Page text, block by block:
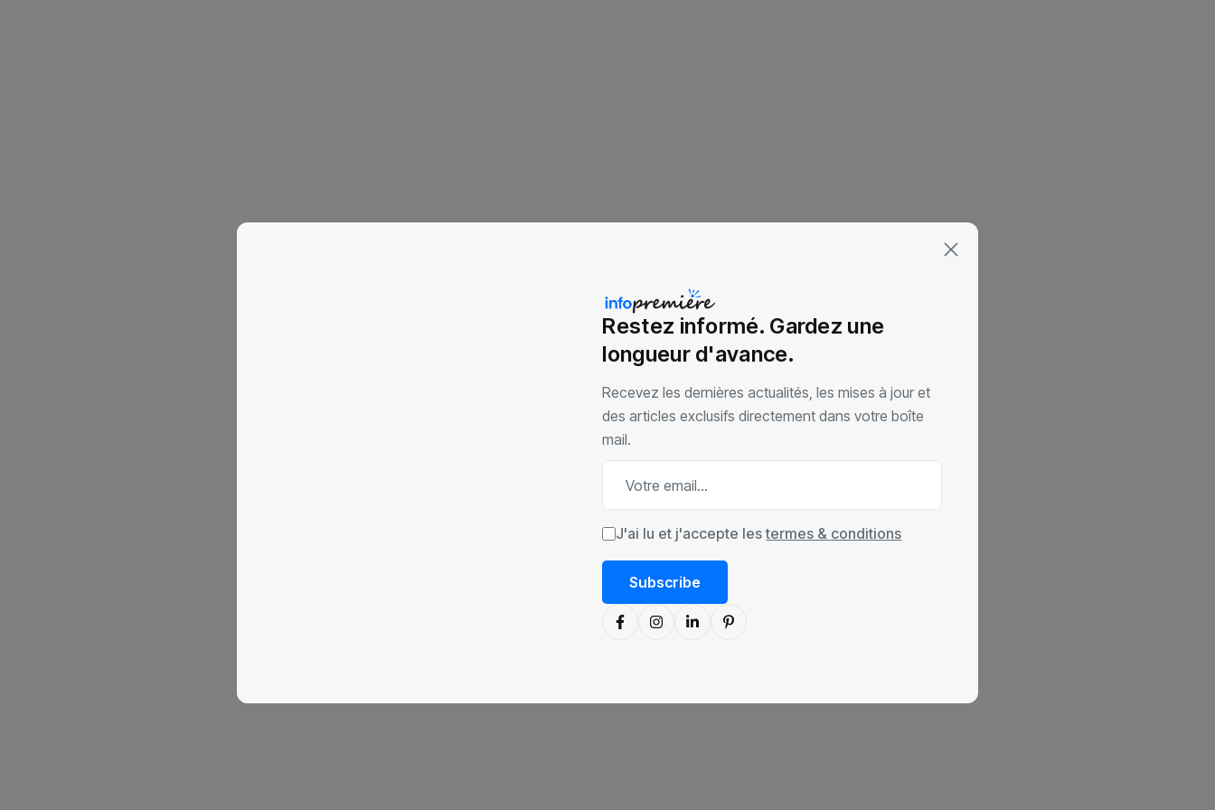
Restez informé. Gardez une
longueur d'avance.
Recevez les dernières actualités, les mises à jour et
des articles exclusifs directement dans votre boîte
mail.
J'ai lu et j'accepte lestermes & conditions